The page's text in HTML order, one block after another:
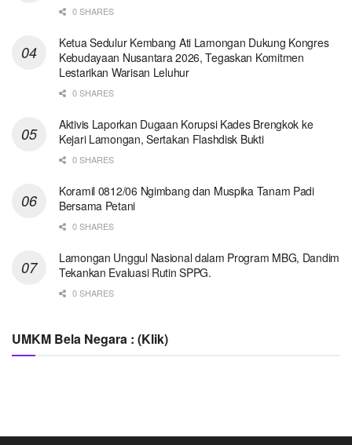
0 SHARES
Ketua Sedulur Kembang Ati Lamongan Dukung Kongres
Kebudayaan Nusantara 2026, Tegaskan Komitmen
Lestarikan Warisan Leluhur
0 SHARES
Aktivis Laporkan Dugaan Korupsi Kades Brengkok ke
Kejari Lamongan, Sertakan Flashdisk Bukti
0 SHARES
Koramil 0812/06 Ngimbang dan Muspika Tanam Padi
Bersama Petani
0 SHARES
Lamongan Unggul Nasional dalam Program MBG, Dandim
Tekankan Evaluasi Rutin SPPG.
0 SHARES
UMKM Bela Negara : (Klik)